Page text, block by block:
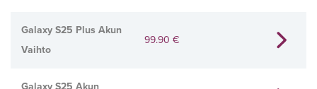
Galaxy S25 Plus Akun
Vaihto
99.90 €
Galaxy S25 Akun